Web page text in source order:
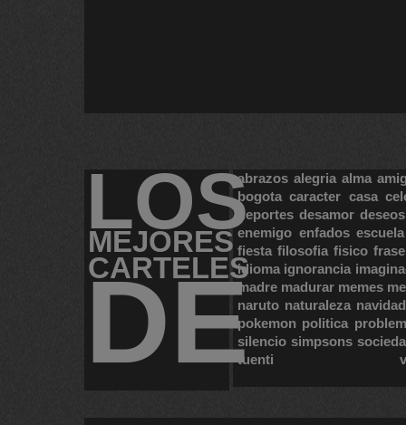
LOS
MEJORES
CARTELES
DE
abrazos alegria alma
bogota caracter casa
deportes desamor deseos
enemigo enfados escuela
fiesta filosofia fisico
idioma ignorancia
madre madurar memes
naruto naturaleza navidad
pokemon politica
silencio simpsons
tuenti